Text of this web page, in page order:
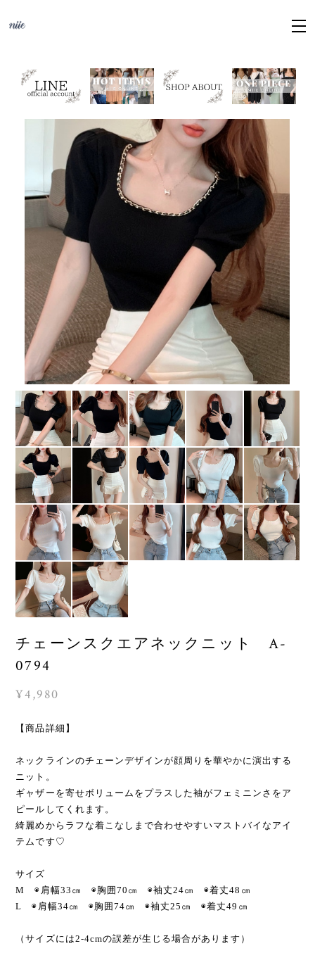
チェーンスクエアネックニット A-
0794
¥4,980
【商品詳細】
ネックラインのチェーンデザインが顔周りを華やかに演出する
ニット。
ギャザーを寄せボリュームをプラスした袖がフェミニンさをア
ピールしてくれます。
綺麗めからラフな着こなしまで合わせやすいマストバイなアイ
テムです♡
サイズ
M ◉肩幅33㎝ ◉胸囲70㎝ ◉袖丈24㎝ ◉着丈48㎝
L ◉肩幅34㎝ ◉胸囲74㎝ ◉袖丈25㎝ ◉着丈49㎝
（サイズには2-4cmの誤差が生じる場合があります）